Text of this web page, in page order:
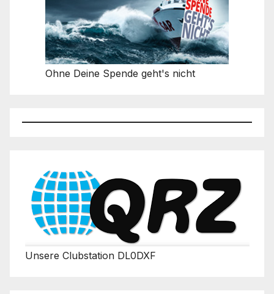
Ohne Deine Spende geht's nicht
Unsere Clubstation DL0DXF